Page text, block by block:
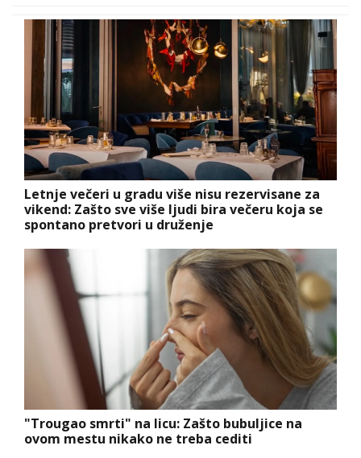
Letnje večeri u gradu više nisu rezervisane za
vikend: Zašto sve više ljudi bira večeru koja se
spontano pretvori u druženje
"Trougao smrti" na licu: Zašto bubuljice na
ovom mestu nikako ne treba cediti